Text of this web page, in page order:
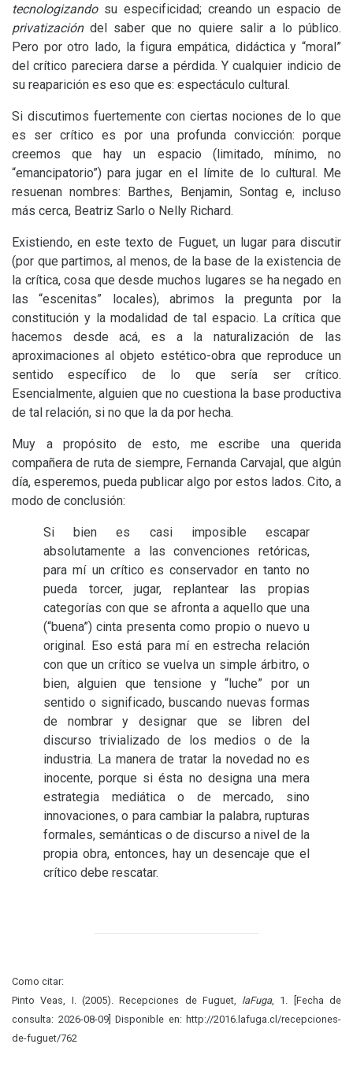
tecnologizando su especificidad; creando un espacio de
privatizacióndel saber que no quiere salir a lo público.
Pero por otro lado, la figura empática, didáctica y “moral”
del crítico pareciera darse a pérdida. Y cualquier indicio de
su reaparición es eso que es: espectáculo cultural.
Si discutimos fuertemente con ciertas nociones de lo que
es ser crítico es por una profunda convicción: porque
creemos que hay un espacio (limitado, mínimo, no
“emancipatorio”) para jugar en el límite de lo cultural. Me
resuenan nombres: Barthes, Benjamin, Sontag e, incluso
más cerca, Beatriz Sarlo o Nelly Richard.
Existiendo, en este texto de Fuguet, un lugar para discutir
(por que partimos, al menos, de la base de la existencia de
la crítica, cosa que desde muchos lugares se ha negado en
las “escenitas” locales), abrimos la pregunta por la
constitución y la modalidad de tal espacio. La crítica que
hacemos desde acá, es a la naturalización de las
aproximaciones al objeto estético-obra que reproduce un
sentido específico de lo que sería ser crítico.
Esencialmente, alguien que no cuestiona la base productiva
de tal relación, si no que la da por hecha.
Muy a propósito de esto, me escribe una querida
compañera de ruta de siempre, Fernanda Carvajal, que algún
día, esperemos, pueda publicar algo por estos lados. Cito, a
modo de conclusión:
Si bien es casi imposible escapar
absolutamente a las convenciones retóricas,
para mí un crítico es conservador en tanto no
pueda torcer, jugar, replantear las propias
categorías con que se afronta a aquello que una
(“buena”) cinta presenta como propio o nuevo u
original. Eso está para mí en estrecha relación
con que un crítico se vuelva un simple árbitro, o
bien, alguien que tensione y “luche” por un
sentido o significado, buscando nuevas formas
de nombrar y designar que se libren del
discurso trivializado de los medios o de la
industria. La manera de tratar la novedad no es
inocente, porque si ésta no designa una mera
estrategia mediática o de mercado, sino
innovaciones, o para cambiar la palabra, rupturas
formales, semánticas o de discurso a nivel de la
propia obra, entonces, hay un desencaje que el
crítico debe rescatar.
Como citar:
Pinto Veas, I. (2005). Recepciones de Fuguet, laFuga, 1. [Fecha de
consulta: 2026-08-09] Disponible en: http://2016.lafuga.cl/recepciones-
de-fuguet/762